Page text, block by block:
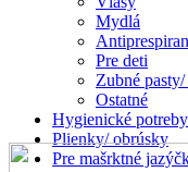
Mydlá
Pre deti
Zubné
Ostatné
Hygienické potreby
Plienky/ obrúsky
Pre mašrktné